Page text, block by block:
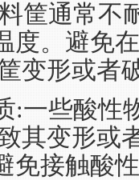
通常不
度。避免
变形或者
些酸性
其变形或
免接触酸